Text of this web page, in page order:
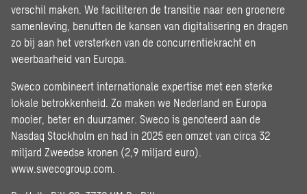
verschil maken. We faciliteren de transitie naar een groenere
samenleving, benutten de kansen van digitalisering en dragen
zo bij aan het versterken van de concurrentiekracht en
weerbaarheid van Europa.
Sweco combineert internationale expertise met een sterke
lokale betrokkenheid. Zo maken we Nederland en Europa
mooier, beter en duurzamer. Sweco is genoteerd aan de
Nasdaq Stockholm en had in 2025 een omzet van circa 32
miljard Zweedse kronen (2,9 miljard euro).
www.swecogroup.com